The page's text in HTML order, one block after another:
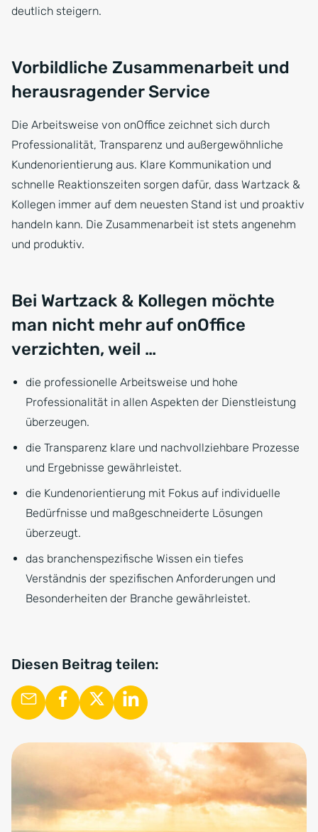
deutlich steigern.
Vorbildliche Zusammenarbeit und
herausragender Service
Die Arbeitsweise von onOffice zeichnet sich durch
Professionalität, Transparenz und außergewöhnliche
Kundenorientierung aus. Klare Kommunikation und
schnelle Reaktionszeiten sorgen dafür, dass Wartzack &
Kollegen immer auf dem neuesten Stand ist und proaktiv
handeln kann. Die Zusammenarbeit ist stets angenehm
und produktiv.
Bei Wartzack & Kollegen möchte
man nicht mehr auf onOffice
verzichten, weil …
die professionelle Arbeitsweise und hohe
Professionalität in allen Aspekten der Dienstleistung
überzeugen.
die Transparenz klare und nachvollziehbare Prozesse
und Ergebnisse gewährleistet.
die Kundenorientierung mit Fokus auf individuelle
Bedürfnisse und maßgeschneiderte Lösungen
überzeugt.
das branchenspezifische Wissen ein tiefes
Verständnis der spezifischen Anforderungen und
Besonderheiten der Branche gewährleistet.
Diesen Beitrag teilen: